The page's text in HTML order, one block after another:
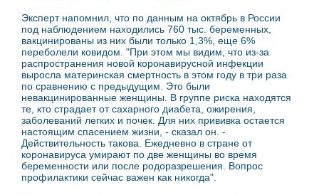
Эксперт напомнил, что по данным на октябрь в России
под наблюдением находились 760 тыс. беременных,
вакцинированы из них были только 1,3%, еще 6%
переболели ковидом. "При этом мы видим, что из-за
распространения новой коронавирусной инфекции
выросла материнская смертность в этом году в три раза
по сравнению с предыдущим. Это были
невакцинированные женщины. В группе риска находятся
те, кто страдает от сахарного диабета, ожирения,
заболеваний легких и почек. Для них прививка остается
настоящим спасением жизни, - сказал он. -
Действительность такова. Ежедневно в стране от
коронавируса умирают по две женщины во время
беременности или после родоразрешения. Вопрос
профилактики сейчас важен как никогда".